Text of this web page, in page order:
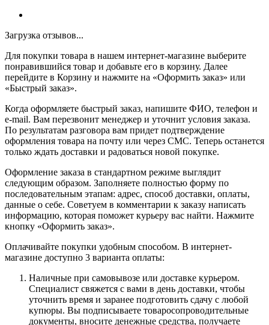
Загрузка отзывов...
Для покупки товара в нашем интернет-магазине выберите
понравившийся товар и добавьте его в корзину. Далее
перейдите в Корзину и нажмите на «Оформить заказ» или
«Быстрый заказ».
Когда оформляете быстрый заказ, напишите ФИО, телефон и
e-mail. Вам перезвонит менеджер и уточнит условия заказа.
По результатам разговора вам придет подтверждение
оформления товара на почту или через СМС. Теперь останется
только ждать доставки и радоваться новой покупке.
Оформление заказа в стандартном режиме выглядит
следующим образом. Заполняете полностью форму по
последовательным этапам: адрес, способ доставки, оплаты,
данные о себе. Советуем в комментарии к заказу написать
информацию, которая поможет курьеру вас найти. Нажмите
кнопку «Оформить заказ».
Оплачивайте покупки удобным способом. В интернет-
магазине доступно 3 варианта оплаты:
Наличные при самовывозе или доставке курьером.
Специалист свяжется с вами в день доставки, чтобы
уточнить время и заранее подготовить сдачу с любой
купюры. Вы подписываете товаросопроводительные
документы, вносите денежные средства, получаете